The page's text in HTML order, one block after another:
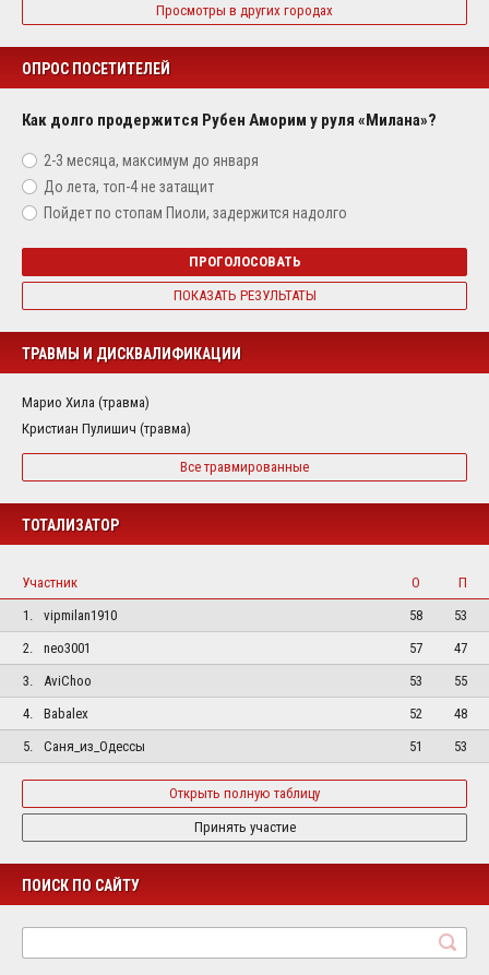
Просмотры в других городах
ОПРОС ПОСЕТИТЕЛЕЙ
Как долго продержится Рубен Аморим у руля «Милана»?
2-3 месяца, максимум до января
До лета, топ-4 не затащит
Пойдет по стопам Пиоли, задержится надолго
ПРОГОЛОСОВАТЬ
ПОКАЗАТЬ РЕЗУЛЬТАТЫ
ТРАВМЫ И ДИСКВАЛИФИКАЦИИ
Марио Хила (травма)
Кристиан Пулишич (травма)
Все травмированные
ТОТАЛИЗАТОР
Участник О
П
1.
vipmilan1910 58
53
2.
neo3001 57
47
3.
AviChoo 53
55
4.
Babalex 52
48
5.
Саня_из_Одессы 51 53
Открыть полную таблицу
Принять участие
ПОИСК ПО САЙТУ